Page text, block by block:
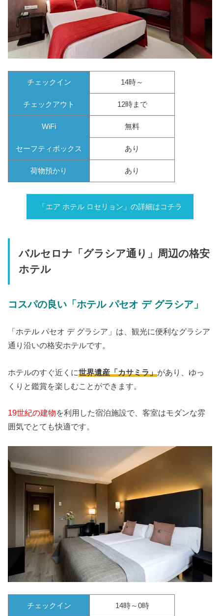
チェックイン 14時～
チェックアウト 12時まで
WiFi 無料
セーフティボックス あり
荷物預かり あり
「エア ホテル ロセリョン」の詳細はコチラ
バルセロナ「グラシア通り」周辺の格安
ホテル
コスパの良い「ホテル パセオ デ グラシア」
「ホテル パセオ デ グラシア」は、観光に便利なグラシア
通り沿いの格安ホテルです。
ホテルのすぐ近くに世界遺産「カサミラ」 があり、ゆっ
くりと鑑賞を楽しむことができます。
19世紀の建物を利用した宿泊施設で、客室はモダンな雰
囲気でとても快適です。
チェックイン 14時～0時